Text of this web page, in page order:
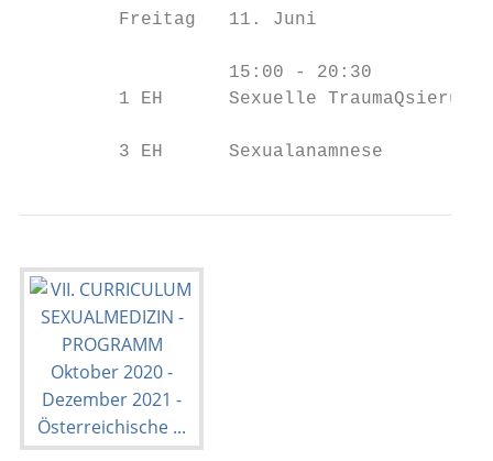
         Freitag   11. Juni
                   15:00 - 20:30
1 EH      Sexuelle
         3 EH      Sexualanamnese